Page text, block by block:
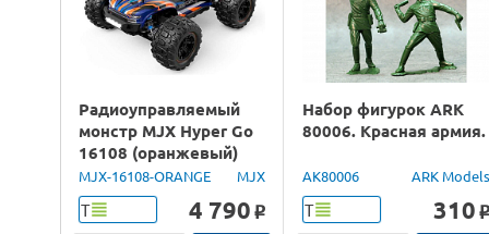
Радиоуправляемый
монстр MJX Hyper Go
16108 (оранжевый)
4WD 2.4G LED 1/16
RTR
MJX-16108-ORANGE MJX
Т 4 790 o
Набор фигурок ARK
80006. Красная армия.
AK80006 ARK Models
Т 310 o